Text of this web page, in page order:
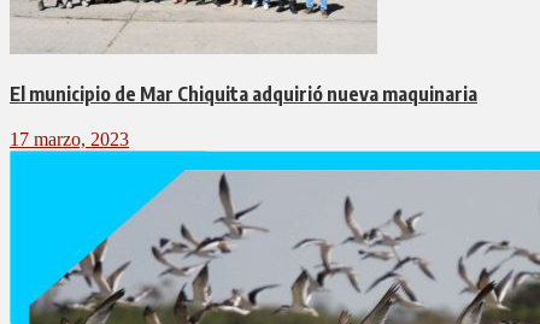
El municipio de Mar Chiquita adquirió nueva maquinaria
17 marzo, 2023